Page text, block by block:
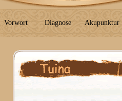
Vorwort Diagnose Akupunktur